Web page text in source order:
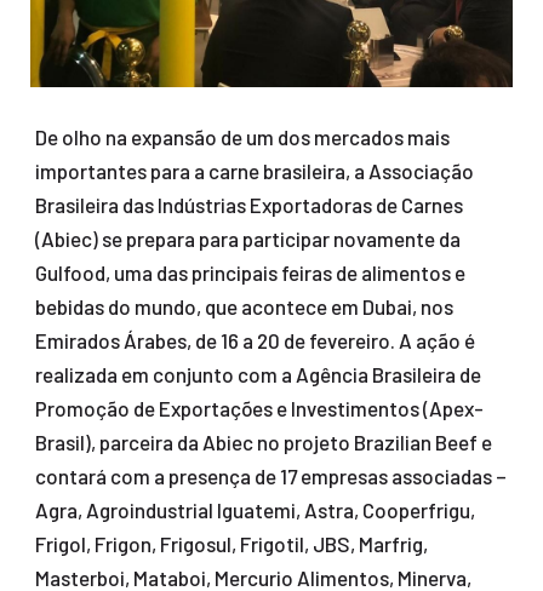
De olho na expansão de um dos mercados mais
importantes para a carne brasileira, a Associação
Brasileira das Indústrias Exportadoras de Carnes
(Abiec) se prepara para participar novamente da
Gulfood, uma das principais feiras de alimentos e
bebidas do mundo, que acontece em Dubai, nos
Emirados Árabes, de 16 a 20 de fevereiro. A ação é
realizada em conjunto com a Agência Brasileira de
Promoção de Exportações e Investimentos (Apex-
Brasil), parceira da Abiec no projeto Brazilian Beef e
contará com a presença de 17 empresas associadas –
Agra, Agroindustrial Iguatemi, Astra, Cooperfrigu,
Frigol, Frigon, Frigosul, Frigotil, JBS, Marfrig,
Masterboi, Mataboi, Mercurio Alimentos, Minerva,